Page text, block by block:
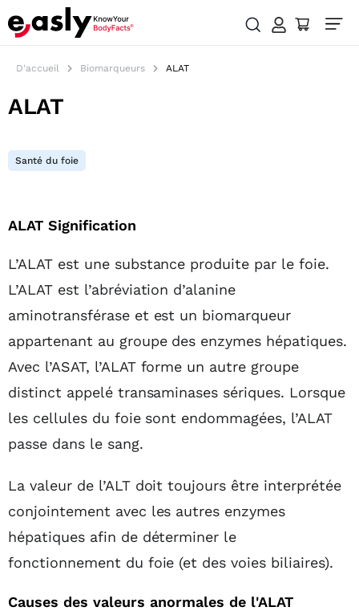
D'accueil Biomarqueurs ALAT
ALAT
Santé du foie
ALAT Signification
L’ALAT est une substance produite par le foie.
L’ALAT est l’abréviation d’alanine
aminotransférase et est un biomarqueur
appartenant au groupe des enzymes hépatiques.
Avec l’ASAT, l’ALAT forme un autre groupe
distinct appelé transaminases sériques. Lorsque
les cellules du foie sont endommagées, l’ALAT
passe dans le sang.
La valeur de l’ALT doit toujours être interprétée
conjointement avec les autres enzymes
hépatiques afin de déterminer le
fonctionnement du foie (et des voies biliaires).
Causes des valeurs anormales de l'ALAT